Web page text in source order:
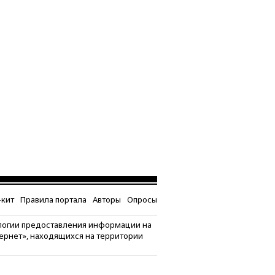
Правила портала Авторы Опросы
предоставления информации на
находящихся на территории